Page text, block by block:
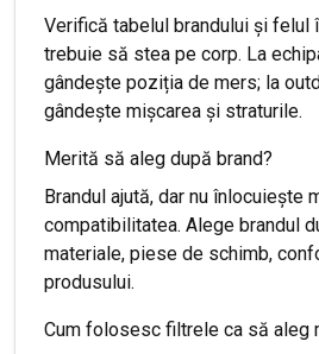
Verifică tabelul brandului și felul
trebuie să stea pe corp. La
gândește poziția de mers; la
gândește mișcarea și straturile.
Merită să aleg după brand?
Brandul ajută, dar nu înlocuiește
compatibilitatea. Alege brandul
materiale, piese de schimb,
produsului.
Cum folosesc filtrele ca să aleg